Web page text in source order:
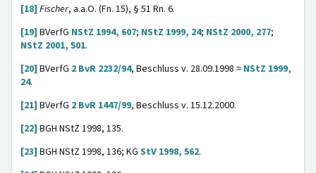
[18] Fischer, a.a.O. (Fn. 15), § 51 Rn. 6.
[19] BVerfG NStZ 1994, 607; NStZ 1999, 24; NStZ 2000, 277;
NStZ 2001, 501.
[20] BVerfG 2 BvR 2232/94, Beschluss v. 28.09.1998 = NStZ 1999,
24.
[21] BVerfG 2 BvR 1447/99, Beschluss v. 15.12.2000.
[22] BGH NStZ 1998, 135.
[23] BGH NStZ 1998, 136; KG StV 1998, 562.